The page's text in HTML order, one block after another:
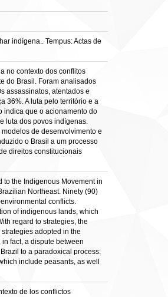
indígena.. Tempus: Actas de
no contexto dos conflitos
do Brasil. Foram analisados
assassinatos, atentados e
36%. A luta pelo território e a
indica que o acionamento do
luta dos povos indígenas.
de desenvolvimento e
o Brasil a um processo
direitos constitucionais
to the Indigenous Movement in
Northeast. Ninety (90)
conflicts.
of indigenous lands, which
regard to strategies, the
adopted in the
fact, a dispute between
to a paradoxical process:
include peasants, as well
de los conflictos